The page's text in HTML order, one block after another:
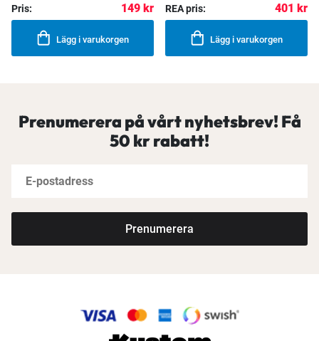
Pris: 149 kr
Lägg i varukorgen
REA pris:
401 kr
Lägg i varukorgen
Prenumerera på vårt nyhetsbrev! Få
50 kr rabatt!
Prenumerera